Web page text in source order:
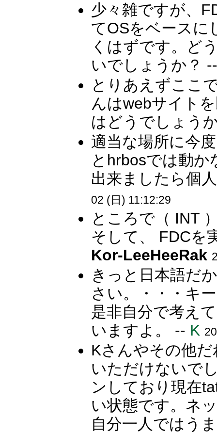
少々雑ですが、
てOSをベースに
くはずです。ど
いでしょうか？
とりあえずここ
んはwebサイト
はどうでしょう
適当な場所に今
とhrbosでは動
出来ましたら個
02 (日) 11:12:29
ところで（ INT
そして、 FDCを
Kor-LeeHeeRak
きっと日本語だ
さい。・・・キ
是非自分で考え
いますよ。 -- K
Kさんやその他
いただけないで
ンしており現在
い状態です。ネ
自分一人ではう